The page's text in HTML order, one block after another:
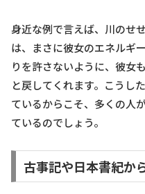
身近な例で言えば、川のせ
は、まさに彼女のエネルギ
りを許さないように、彼女
と戻してくれます。こうし
ているからこそ、多くの人
ているのでしょう。
古事記や日本書紀か